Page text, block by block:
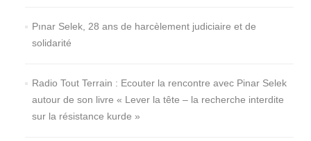
Pınar Selek, 28 ans de harcèlement judiciaire et de
solidarité
Radio Tout Terrain : Ecouter la rencontre avec Pinar Selek
autour de son livre « Lever la tête – la recherche interdite
sur la résistance kurde »